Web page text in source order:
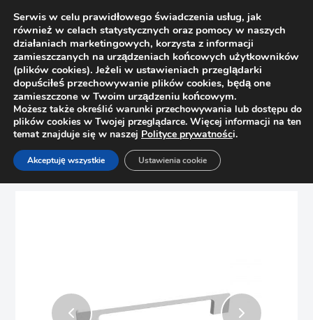
Strona główna Sklep
Uchwyty
Uchwyt meblowy TECHNO Nomet C-1145 P60 biały połysk
Serwis w celu prawidłowego świadczenia usług, jak
również w celach statystycznych oraz pomocy w naszych
działaniach marketingowych, korzysta z informacji
zamieszczanych na urządzeniach końcowych użytkowników
(plików cookies). Jeżeli w ustawieniach przeglądarki
dopuściłeś przechowywanie plików cookies, będą one
zamieszczone w Twoim urządzeniu końcowym.
Możesz także określić warunki przechowywania lub dostępu do
plików cookies w Twojej przeglądarce. Więcej informacji na ten
temat znajduje się w naszej Polityce prywatności.
Akceptuję wszystkie Ustawienia cookie